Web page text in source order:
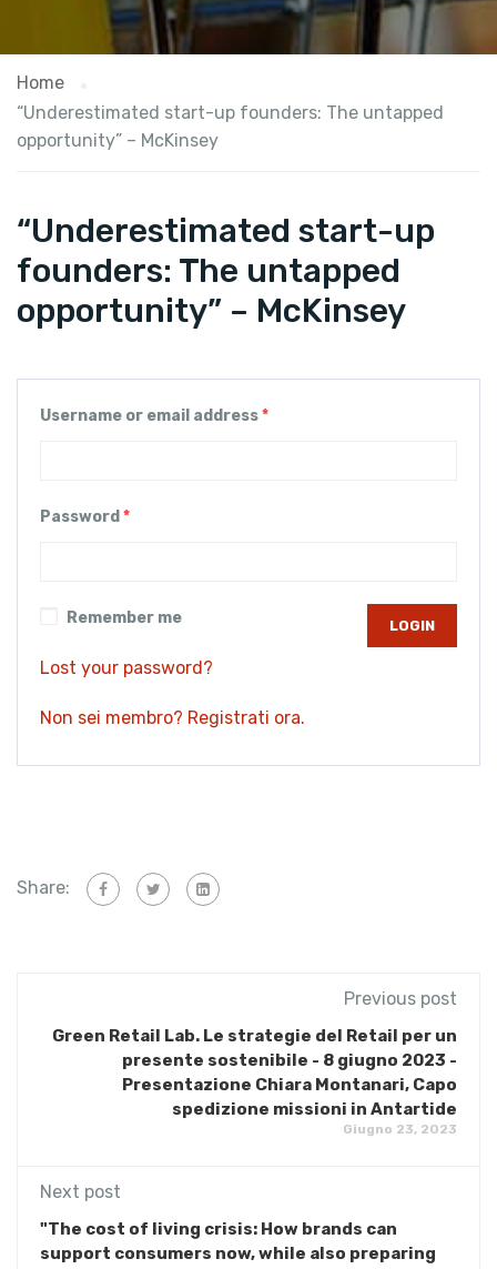
Home
“Underestimated start-up founders: The untapped
opportunity” – McKinsey
“Underestimated start-up
founders: The untapped
opportunity” – McKinsey
Username or email address*
Password *
Remember me
Lost your password?
Non sei membro? Registrati ora.
Share:
Previous post
Green Retail Lab. Le strategie del Retail per un
presente sostenibile - 8 giugno 2023 -
Presentazione Chiara Montanari, Capo
spedizione missioni in Antartide
Giugno 23, 2023
Next post
"The cost of living crisis: How brands can
support consumers now, while also preparing